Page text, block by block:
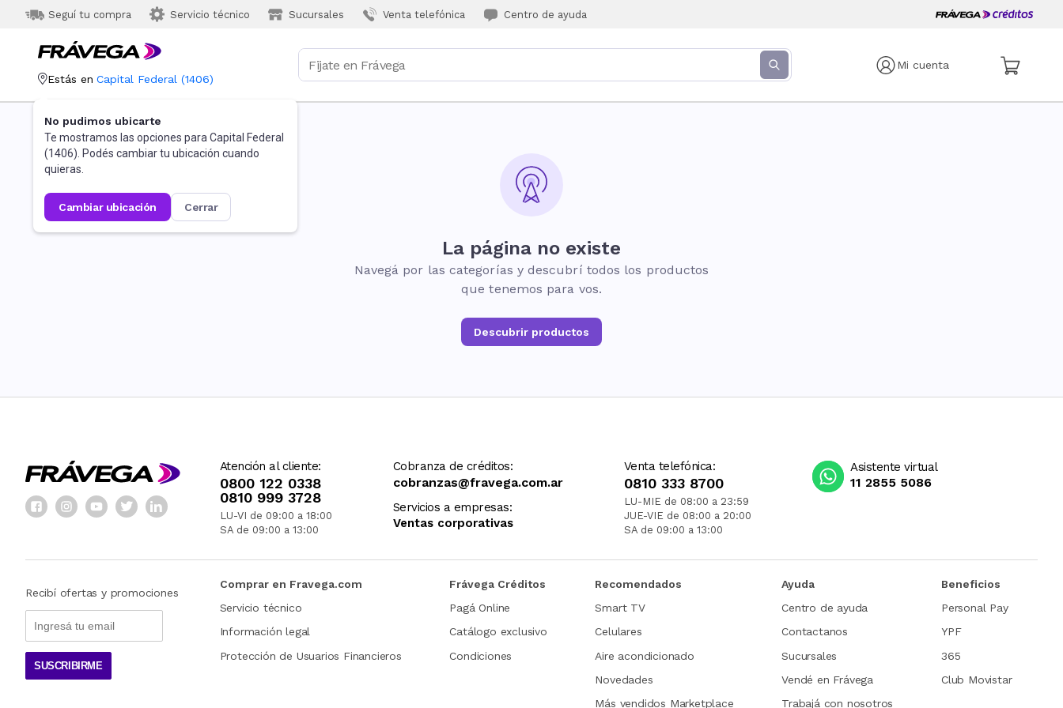
Seguí tu compra Servicio técnico Sucursales Venta telefónica Centro de ayuda
Mi cuenta
Estás en Capital Federal (1406)
No pudimos ubicarte
Te mostramos las opciones para Capital Federal
(1406). Podés cambiar tu ubicación cuando
quieras.
cambiar ubicación cerrar
La página no existe
Navegá por las categorías y descubrí todos los productos
que tenemos para vos.
Descubrir productos
Atención al cliente:
0800 122 0338
0810 999 3728
LU-VI de 09:00 a 18:00
SA de 09:00 a 13:00
Cobranza de créditos:
cobranzas@fravega.com.ar
Servicios a empresas:
Ventas corporativas
Venta telefónica:
0810 333 8700
LU-MIE de 08:00 a 23:59
JUE-VIE de 08:00 a 20:00
SA de 09:00 a 13:00
Asistente virtual
11 2855 5086
Recibí ofertas y promociones
SUSCRIBIRME
Comprar en Fravega.com
Servicio técnico
Información legal
Protección de Usuarios Financieros
Frávega Créditos
Pagá Online
Catálogo exclusivo
Condiciones
Recomendados
Smart TV
Celulares
Aire acondicionado
Novedades
Más vendidos Marketplace
Ayuda
Centro de ayuda
Contactanos
Sucursales
Vendé en Frávega
Trabajá con nosotros
Beneficios
Personal Pay
YPF
365
Club Movistar